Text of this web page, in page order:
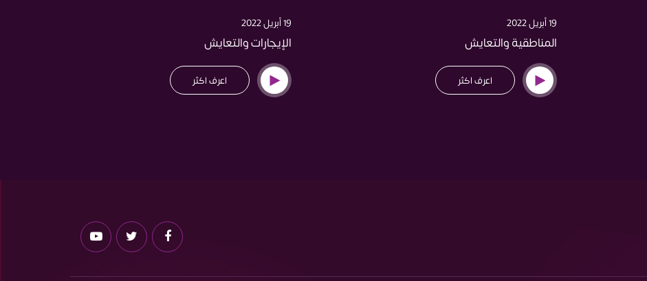
19 أبريل 2022
المناطقية والتعايش
اعرف اكثر
19 أبريل 2022
الإيجارات والتعايش
اعرف اكثر